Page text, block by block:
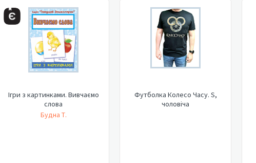
Ігри з картинками. Вивчаємо
слова
Будна Т.
Футболка Колесо Часу. S,
чоловіча